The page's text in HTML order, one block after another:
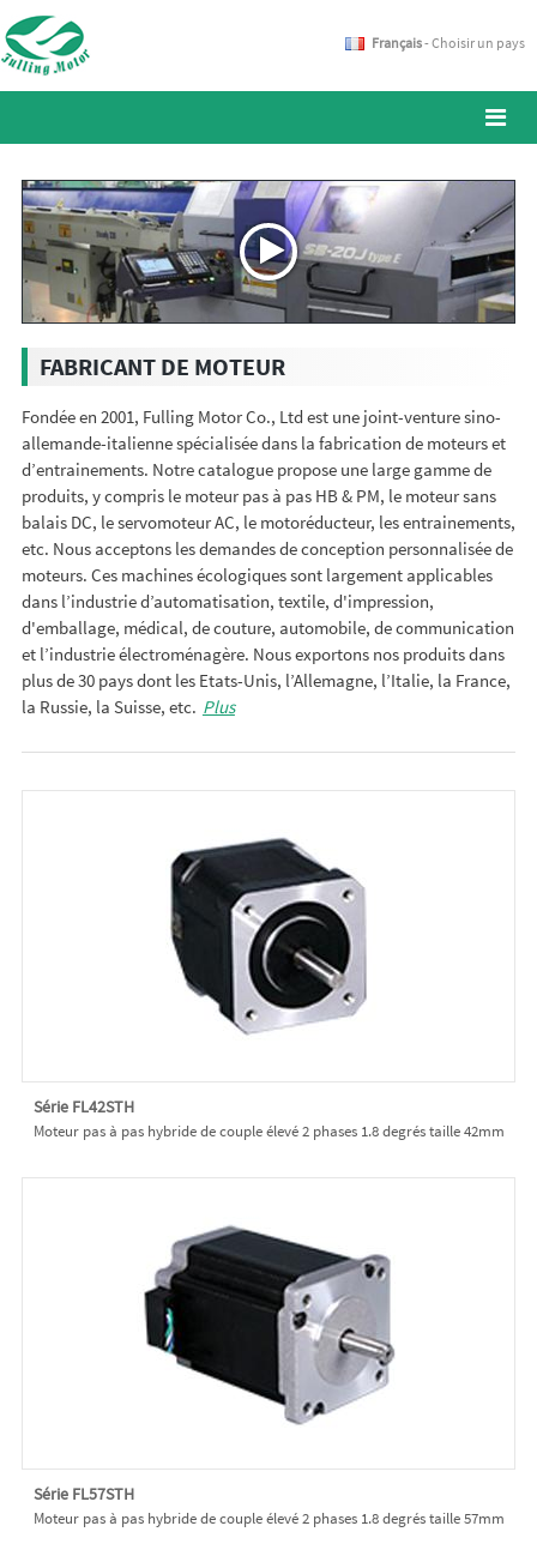
Français- Choisir un pays
FABRICANT DE MOTEUR
Fondée en 2001, Fulling Motor Co., Ltd est une joint-venture sino-
allemande-italienne spécialisée dans la fabrication de moteurs et
d’entrainements. Notre catalogue propose une large gamme de
produits, y compris le moteur pas à pas HB & PM, le moteur sans
balais DC, le servomoteur AC, le motoréducteur, les entrainements,
etc. Nous acceptons les demandes de conception personnalisée de
moteurs. Ces machines écologiques sont largement applicables
dans l’industrie d’automatisation, textile, d'impression,
d'emballage, médical, de couture, automobile, de communication
et l’industrie électroménagère. Nous exportons nos produits dans
plus de 30 pays dont les Etats-Unis, l’Allemagne, l’Italie, la France,
la Russie, la Suisse, etc. Plus
Série FL42STH
Moteur pas à pas hybride de couple élevé 2 phases 1.8 degrés taille 42mm
Série FL57STH
Moteur pas à pas hybride de couple élevé 2 phases 1.8 degrés taille 57mm